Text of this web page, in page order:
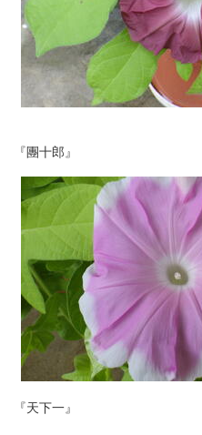
『團十郎』
『天下一』